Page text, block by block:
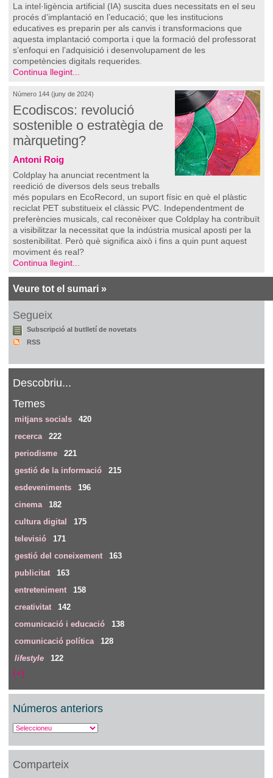
La intel·ligència artificial (IA) suscita dues necessitats en el seu
procés d’implantació en l’educació; que les institucions
educatives es preparin per als canvis i transformacions que
aquesta implantació comporta i que la formació del professorat
s’enfoqui en l’adquisició i desenvolupament de les
competències digitals requerides.
Continua llegint...
Número 144 (juny de 2024)
Ecodiscos: revolució
sostenible o estratègia de
màrqueting?
Antoni Roig
Coldplay ha anunciat recentment la
reedició de diversos dels seus treballs
més populars en EcoRecord, un suport físic en què el plàstic
reciclat PET substitueix el clàssic PVC. Independentment de
preferències musicals, cal reconèixer que Coldplay ha contribuït
a visibilitzar la necessitat que la indústria musical aposti per la
sostenibilitat. Però què significa això i fins a quin punt aquest
moviment és real?
Continua llegint...
Veure tot el sumari »
Segueix
Subscripció al butlletí de novetats
RSS
Descobriu...
Temes
mitjans socials
420
recerca
222
periodisme
221
gestió de la informació
215
esdeveniments
196
cinema
182
cultura digital
175
televisió
171
gestió del coneixement
163
publicitat
163
entreteniment
158
creativitat
142
comunicació i educació
138
comunicació política
128
lifestyle
122
(+)
Números anteriors
Comparteix